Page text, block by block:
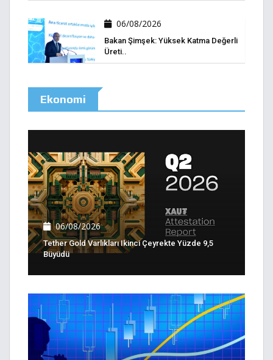
06/08/2026
Bakan Şimşek: Yüksek Katma Değerli
Üreti..
Ekonomi
06/08/2026
Tether Gold Varlıkları Ikinci Çeyrekte Yüzde 9,5
Büyüdü